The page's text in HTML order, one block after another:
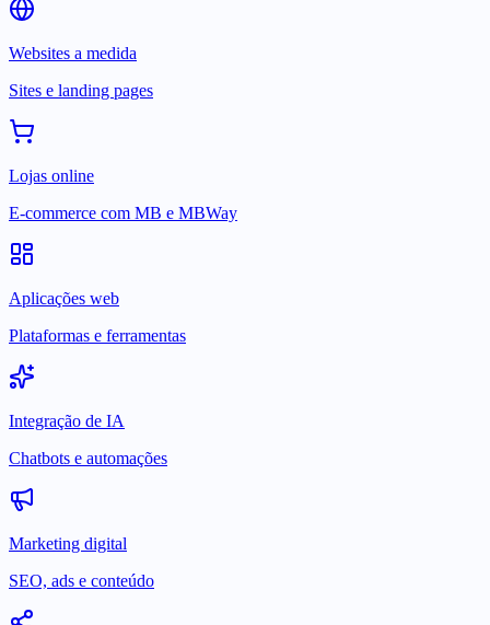
Websites a medida
Sites e landing pages
Lojas online
E-commerce com MB e MBWay
Aplicações web
Plataformas e ferramentas
Integração de IA
Chatbots e automações
Marketing digital
SEO, ads e conteúdo